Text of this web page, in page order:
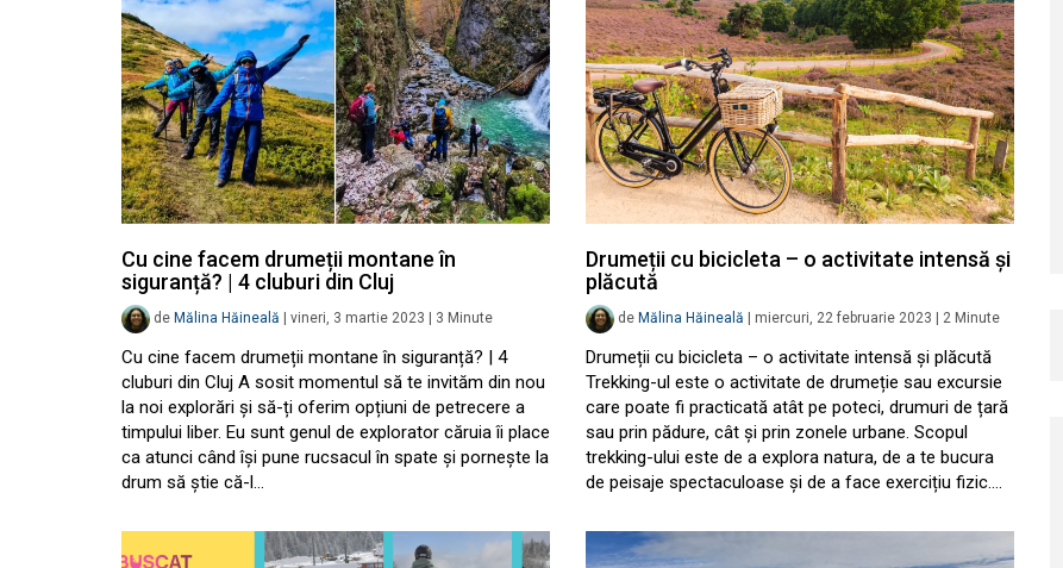
Cu cine facem drumeții montane în
siguranță? | 4 cluburi din Cluj
de Mălina Hăineală vineri, 3 martie 2023 3 Minute
Cu cine facem drumeții montane în siguranță? | 4
cluburi din Cluj A sosit momentul să te invităm din nou
la noi explorări și să-ți oferim opțiuni de petrecere a
timpului liber. Eu sunt genul de explorator căruia îi place
ca atunci când își pune rucsacul în spate și pornește la
drum să știe că-l…
Drumeții cu bicicleta – o activitate intensă și
plăcută
de Mălina Hăineală miercuri, 22 februarie 2023 2 Minute
Drumeții cu bicicleta – o activitate intensă și plăcută
Trekking-ul este o activitate de drumeție sau excursie
care poate fi practicată atât pe poteci, drumuri de țară
sau prin pădure, cât și prin zonele urbane. Scopul
trekking-ului este de a explora natura, de a te bucura
de peisaje spectaculoase și de a face exercițiu fizic.…